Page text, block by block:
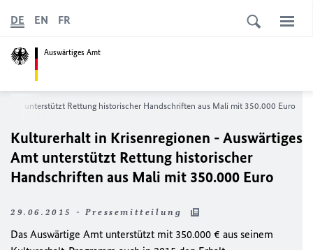
Auswärtiges Amt
DE EN FR
Amt unterstützt Rettung historischer Handschriften aus Mali mit 350.000 Euro
Kulturerhalt in Krisenregionen - Auswärtiges
Amt unterstützt Rettung historischer
Handschriften aus Mali mit 350.000 Euro
29.06.2015 - Pressemitteilung
Das Auswärtige Amt unterstützt mit 350.000 € aus seinem